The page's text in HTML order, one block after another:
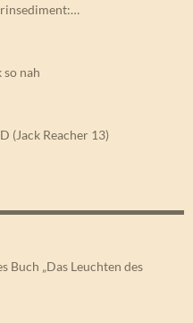
so nah
(Jack Reacher 13)
„Das Leuchten des